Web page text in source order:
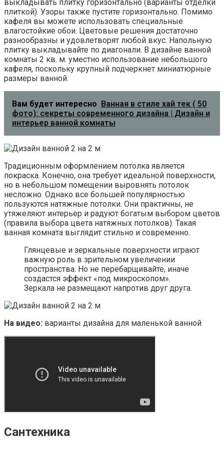
выкладывать плитку горизонтально (варианты отделки
плиткой). Узоры также пустите горизонтально. Помимо
кафеля вы можете использовать специальные
влагостойкие обои. Цветовые решения достаточно
разнообразны и удовлетворят любой вкус. Напольную
плитку выкладывайте по диагонали. В дизайне ванной
комнаты 2 кв. м. уместно использование небольшого
кафеля, поскольку крупный подчеркнет миниатюрные
размеры ванной.
Вам будет интересно
Ванная в стиле хай тек ( 50
фото): секреты современного дизайна | Дизайн и
интерьер ванной комнаты
Традиционным оформлением потолка является
покраска. Конечно, она требует идеальной поверхности,
но в небольшом помещении выровнять потолок
несложно. Однако все большей популярностью
пользуются натяжные потолки. Они практичны, не
утяжеляют интерьер и радуют богатым выбором цветов
(правила выбора цвета натяжных потолков). Такая
ванная комната выглядит стильно и современно.
Глянцевые и зеркальные поверхности играют
важную роль в зрительном увеличении
пространства. Но не перебарщивайте, иначе
создастся эффект «под микроскопом».
Зеркала не размещают напротив друг друга.
На видео: варианты дизайна для маленькой ванной
Сантехника